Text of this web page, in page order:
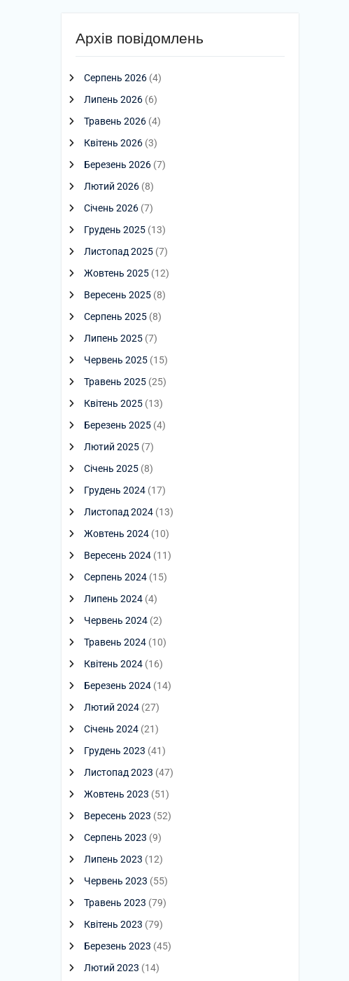
Архів повідомлень
Серпень 2026 (4)
Липень 2026 (6)
Травень 2026 (4)
Квітень 2026 (3)
Березень 2026 (7)
Лютий 2026 (8)
Січень 2026 (7)
Грудень 2025 (13)
Листопад 2025 (7)
Жовтень 2025 (12)
Вересень 2025 (8)
Серпень 2025 (8)
Липень 2025 (7)
Червень 2025 (15)
Травень 2025 (25)
Квітень 2025 (13)
Березень 2025 (4)
Лютий 2025 (7)
Січень 2025 (8)
Грудень 2024 (17)
Листопад 2024 (13)
Жовтень 2024 (10)
Вересень 2024 (11)
Серпень 2024 (15)
Липень 2024 (4)
Червень 2024 (2)
Травень 2024 (10)
Квітень 2024 (16)
Березень 2024 (14)
Лютий 2024 (27)
Січень 2024 (21)
Грудень 2023 (41)
Листопад 2023 (47)
Жовтень 2023 (51)
Вересень 2023 (52)
Серпень 2023 (9)
Липень 2023 (12)
Червень 2023 (55)
Травень 2023 (79)
Квітень 2023 (79)
Березень 2023 (45)
Лютий 2023 (14)